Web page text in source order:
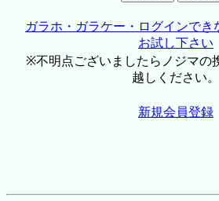
ガラホ・ガラケー・ログインでき
お試し下さい
※不明点ございましたらノジマの
越しください。
新規会員登録